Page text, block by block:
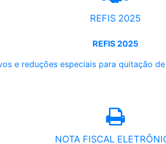
REFIS 2025
REFIS 2025
e reduções especiais para quitação
NOTA FISCAL